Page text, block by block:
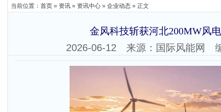
当前位置： 首页 » 资讯 » 资讯中心 » 企业动态 » 正文
金风科技斩获河北200MW风
2026-06-12 来源：国际风能网